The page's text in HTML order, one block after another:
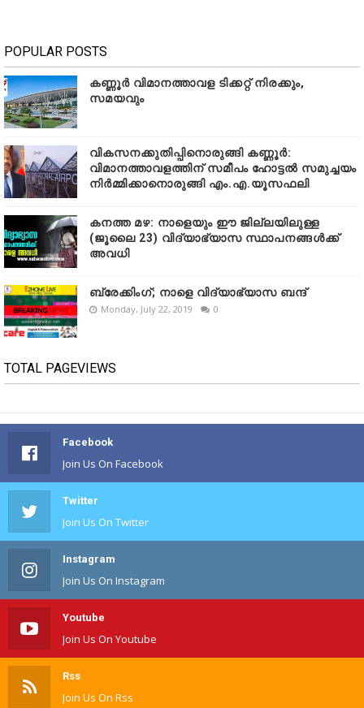
POPULAR POSTS
കണ്ണൂർ വിമാനത്താവള ടിക്കറ്റ് നിരക്കും,
സമയവും
വികസനക്കുതിപ്പിനൊരുങ്ങി കണ്ണൂർ:
വിമാനത്താവളത്തിന് സമീപം ഹോട്ടൽ സമുച്ചയം
നിർമ്മിക്കാനൊരുങ്ങി എം.എ.യൂസഫലി
കനത്ത മഴ: നാളെയും ഈ ജില്ലയിലുള്ള
(ജൂലൈ 23) വിദ്യാഭ്യാസ സ്ഥാപനങ്ങൾക്ക്
അവധി
ബ്രേക്കിംഗ്; നാളെ വിദ്യാഭ്യാസ ബന്ദ്
Monday, July 22, 2019 0
TOTAL PAGEVIEWS
Facebook
Join Us On Facebook
Twitter
Join Us On Twitter
Instagram
Join Us On Instagram
Youtube
Join Us On Youtube
Rss
Join Us On Rss